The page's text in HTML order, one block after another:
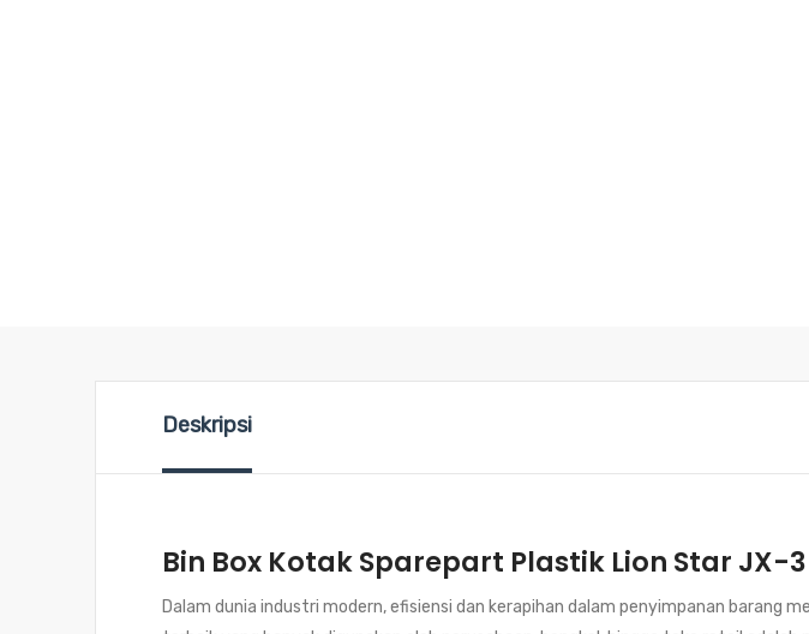
Deskripsi
Bin Box Kotak Sparepart Plastik Lion Star JX-
Dalam dunia industri modern, efisiensi dan kerapihan dalam penyimpanan